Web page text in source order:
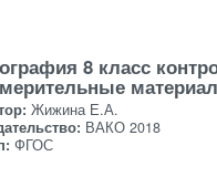
8 класс
Жижина Е.А.
ВАКО 2018
ФГОС